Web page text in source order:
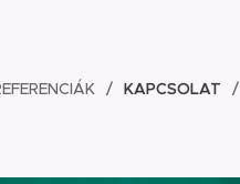
KAPCSOLAT